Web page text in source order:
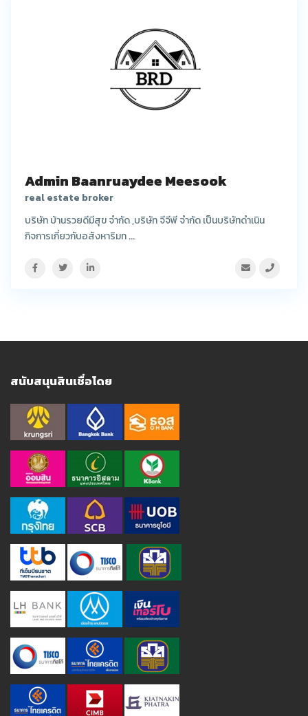
Admin Baanruaydee Meesook
real estate broker
บริษัท บ้านรวยดีมีสุข จำกัด ,บริษัท จีจีพี จำกัด เป็นบริษัทดำเนิน
กิจการเกี่ยวกับอสังหาริมท...
สนับสนุนสินเชื่อโดย